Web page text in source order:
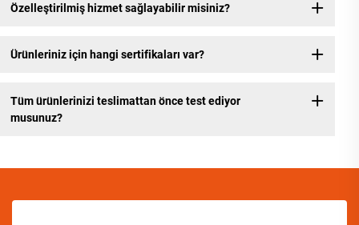
Özelleştirilmiş hizmet sağlayabilir misiniz?
Ürünleriniz için hangi sertifikaları var?
Tüm ürünlerinizi teslimattan önce test ediyor
musunuz?